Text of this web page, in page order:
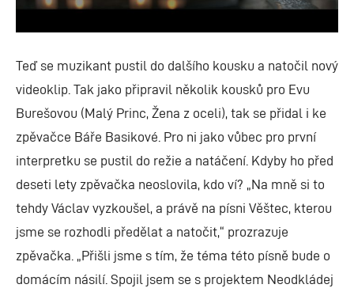
Teď se muzikant pustil do dalšího kousku a natočil nový
videoklip. Tak jako připravil několik kousků pro Evu
Burešovou (Malý Princ, Žena z oceli), tak se přidal i ke
zpěvačce Báře Basikové. Pro ni jako vůbec pro první
interpretku se pustil do režie a natáčení. Kdyby ho před
deseti lety zpěvačka neoslovila, kdo ví? „Na mně si to
tehdy Václav vyzkoušel, a právě na písni Věštec, kterou
jsme se rozhodli předělat a natočit,“ prozrazuje
zpěvačka. „Přišli jsme s tím, že téma této písně bude o
domácím násilí. Spojil jsem se s projektem Neodkládej